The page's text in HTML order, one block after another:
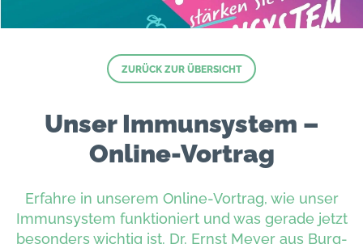
ZURÜCK ZUR ÜBERSICHT
Unser Immunsystem –
Online-Vortrag
Erfahre in unserem Online-Vortrag, wie unser
Immunsystem funktioniert und was gerade jetzt
besonders wichtig ist. Dr. Ernst Meyer aus Burg-